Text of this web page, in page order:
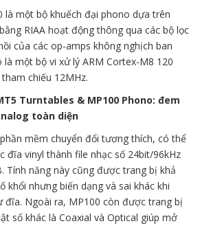
là một bộ khuếch đại phono dựa trên
RIAA hoạt động thông qua các bộ lọc
của các op-amps không nghịch ban
một bộ vi xử lý ARM Cortex-M8 120
chiếu 12MHz.
mềm chuyển đổi tương thích, có thể
đĩa vinyl thành file nhạc số 24bit/96kHz
Tính năng này cũng được trang bị khả
khổi nhưng biến dạng và sai khác khi
đĩa. Ngoài ra, MP100 còn được trang bị
số khác là Coaxial và Optical giúp mở